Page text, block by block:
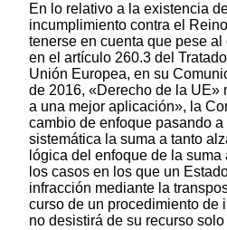
En lo relativo a la existencia
incumplimiento contra el
tenerse en cuenta que pese
en el artículo 260.3 del
Unión Europea, en su
de 2016, «Derecho de la UE»
a una mejor aplicación», la
cambio de enfoque pasando
sistemática la suma a tanto
lógica del enfoque de la
los casos en los que un
infracción mediante la
curso de un procedimiento de
no desistirá de su recurso